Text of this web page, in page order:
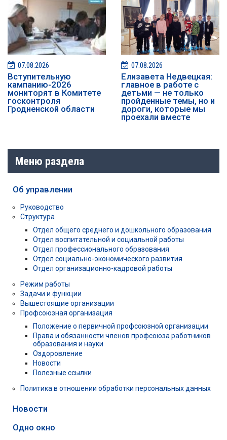
07.08.2026
️️Вступительную
кампанию-2026
мониторят в Комитете
госконтроля
Гродненской области
07.08.2026
Елизавета Недвецкая:
главное в работе с
детьми — не только
пройденные темы, но и
дороги, которые мы
проехали вместе
Меню раздела
Об управлении
Руководство
Структура
Отдел общего среднего и дошкольного образования
Отдел воспитательной и социальной работы
Отдел профессионального образования
Отдел социально-экономического развития
Отдел организационно-кадровой работы
Режим работы
Задачи и функции
Вышестоящие организации
Профсоюзная организация
Положение о первичной профсоюзной организации
Права и обязанности членов профсоюза работников
образования и науки
Оздоровление
Новости
Полезные ссылки
Политика в отношении обработки персональных данных
Новости
Одно окно